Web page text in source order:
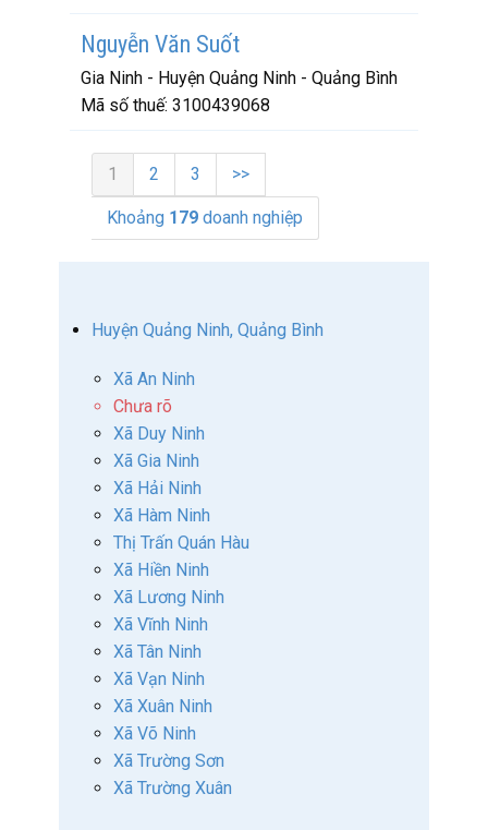
Nguyễn Văn Suốt
Gia Ninh - Huyện Quảng Ninh - Quảng Bình
Mã số thuế: 3100439068
1 2 3 >>
Khoảng 179 doanh nghiệp
Huyện Quảng Ninh, Quảng Bình
Xã An Ninh
Chưa rõ
Xã Duy Ninh
Xã Gia Ninh
Xã Hải Ninh
Xã Hàm Ninh
Thị Trấn Quán Hàu
Xã Hiền Ninh
Xã Lương Ninh
Xã Vĩnh Ninh
Xã Tân Ninh
Xã Vạn Ninh
Xã Xuân Ninh
Xã Võ Ninh
Xã Trường Sơn
Xã Trường Xuân